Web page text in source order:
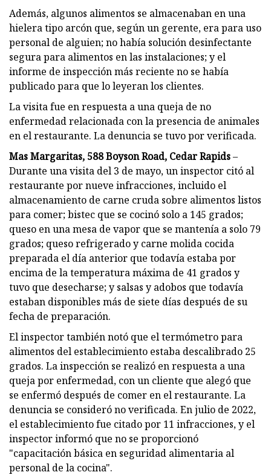
Además, algunos alimentos se almacenaban en una
hielera tipo arcón que, según un gerente, era para uso
personal de alguien; no había solución desinfectante
segura para alimentos en las instalaciones; y el
informe de inspección más reciente no se había
publicado para que lo leyeran los clientes.
La visita fue en respuesta a una queja de no
enfermedad relacionada con la presencia de animales
en el restaurante. La denuncia se tuvo por verificada.
Mas Margaritas, 588 Boyson Road, Cedar Rapids–
Durante una visita del 3 de mayo, un inspector citó al
restaurante por nueve infracciones, incluido el
almacenamiento de carne cruda sobre alimentos listos
para comer; bistec que se cocinó solo a 145 grados;
queso en una mesa de vapor que se mantenía a solo 79
grados; queso refrigerado y carne molida cocida
preparada el día anterior que todavía estaba por
encima de la temperatura máxima de 41 grados y
tuvo que desecharse; y salsas y adobos que todavía
estaban disponibles más de siete días después de su
fecha de preparación.
El inspector también notó que el termómetro para
alimentos del establecimiento estaba descalibrado 25
grados. La inspección se realizó en respuesta a una
queja por enfermedad, con un cliente que alegó que
se enfermó después de comer en el restaurante. La
denuncia se consideró no verificada. En julio de 2022,
el establecimiento fue citado por 11 infracciones, y el
inspector informó que no se proporcionó
"capacitación básica en seguridad alimentaria al
personal de la cocina".